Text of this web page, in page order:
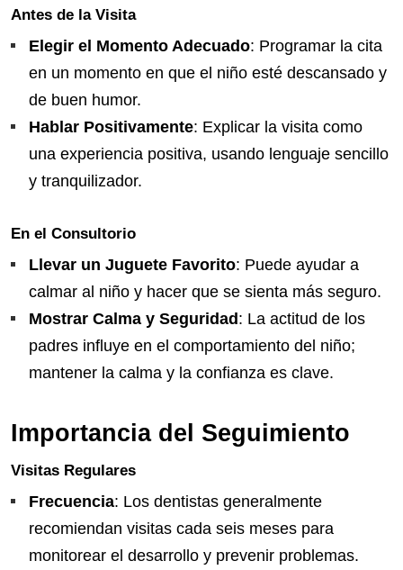
Antes de la Visita
Elegir el Momento Adecuado: Programar la cita
en un momento en que el niño esté descansado y
de buen humor.
Hablar Positivamente: Explicar la visita como
una experiencia positiva, usando lenguaje sencillo
y tranquilizador.
En el Consultorio
Llevar un Juguete Favorito: Puede ayudar a
calmar al niño y hacer que se sienta más seguro.
Mostrar Calma y Seguridad: La actitud de los
padres influye en el comportamiento del niño;
mantener la calma y la confianza es clave.
Importancia del Seguimiento
Visitas Regulares
Frecuencia: Los dentistas generalmente
recomiendan visitas cada seis meses para
monitorear el desarrollo y prevenir problemas.